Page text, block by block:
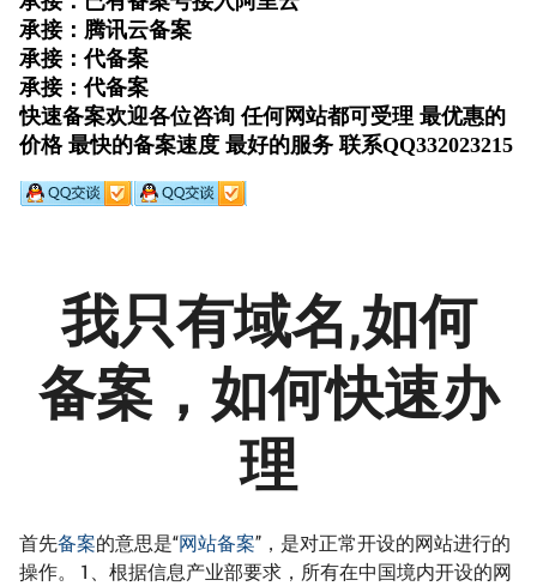
我只有域名,如何
备案，如何快速办
理
首先备案的意思是“网站备案”，是对正常开设的网站进行的
操作。 1、根据信息产业部要求，所有在中国境内开设的网